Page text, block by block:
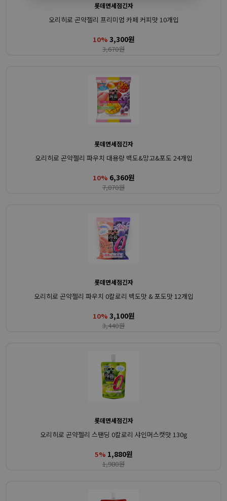
롯데면세점긴자
오리히로 곤약젤리 프리미엄 카페 커피맛 10개입
10% 3,300원
3,670원
롯데면세점긴자
오리히로 곤약젤리 파우치 대용량 백도&망고&포도 24개입
10% 6,360원
7,070원
롯데면세점긴자
오리히로 곤약젤리 파우치 0칼로리 백도맛 & 포도맛 12개입
10% 3,100원
3,440원
롯데면세점긴자
오리히로 곤약젤리 스탠딩 0칼로리 샤인머스캣맛 130g
5% 1,880원
1,980원